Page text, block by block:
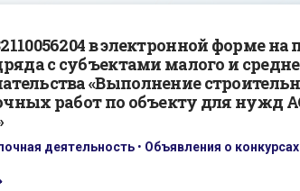
в электронной форме на
с субъектами малого и
«Выполнение
работ по объекту для нужд
деятельность • Объявления о конкурсах